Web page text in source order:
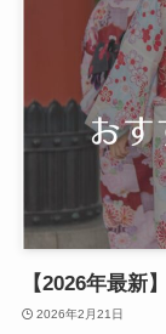
【2026年最新
2026年2月21日